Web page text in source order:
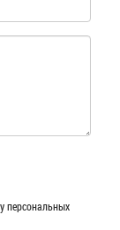
персональных